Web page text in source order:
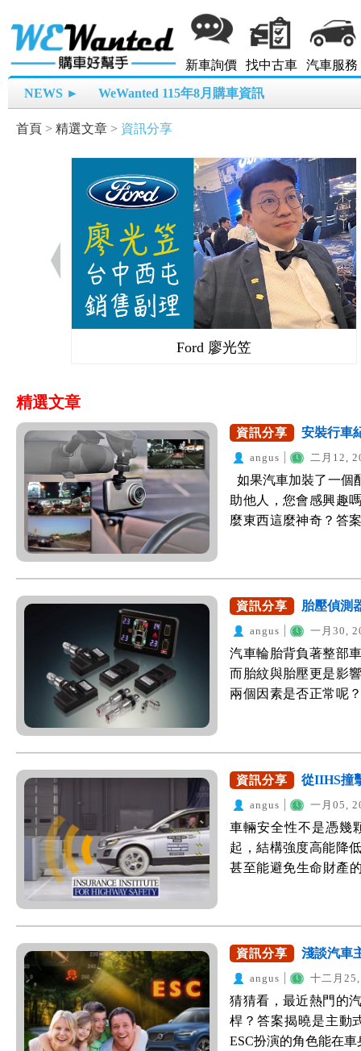
新車詢價 找中古車 汽車服務
NEWS ► WeWanted 115年8月購車資訊
首頁 > 精選文章 > 資訊分享
Ford 廖光笠
精選文章
資訊分享 安裝行車
angus 二月12,
如果汽車加裝了一個
助他人，您會感興趣
麼東西這麼神奇？答
更多車主能加購、安
他人。先來看以下一
擊車輛完整錄下當時
汽車駕駛既超速又貪
駛肇事後辯稱並未闖
據，除能依此將肇事
查詢。 時至今日行
影像並儲存影樣檔
節，此時行車紀錄器
面，協助判斷責任歸
為何要裝行車紀錄器
片，這對於真相的還
點，行車紀錄器有以
證 (來源：https://
是行車紀錄器主要功
責，或被冠上一條「
錯，而是前車急煞、
速行駛、筆直於車道
資訊分享 胎壓偵測
angus 一月30,
汽車輪胎背負著整部
而胎紋與胎壓更是影
兩個因素是否正常呢
此，政府在103年底也
胎紋不足至少罰3000
https://
輪胎的毛細孔慢慢滲
時，往往已經低於標
胎壓的情況下就上路
TPMS？ 胎壓偵測系
義就是輪胎壓力檢測
上，後陸續導入卡車
胎壓偵測器，因此能
推出了原廠的胎壓偵
資訊分享 從IIHS撞
angus 一月05,
車輛安全性不是憑幾
起，結構強度高能降
甚至能避免生命財產
售之高入榜，提供給
IIHS是美國高速公路
部位於維吉尼亞州，
車保險參考，測試標
費者選購車輛安全性
資訊分享 淺談汽車
angus 十二月
猜猜看，最近熱門的
桿？答案揭曉是主動
ESC扮演的角色能在